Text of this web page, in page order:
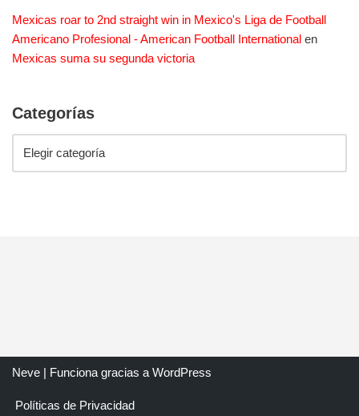
Mexicas roar to 2nd straight win in Mexico's Liga de Football
Americano Profesional - American Football International en
Mexicas suma su segunda victoria
Categorías
Neve | Funciona gracias a WordPress
Políticas de Privacidad